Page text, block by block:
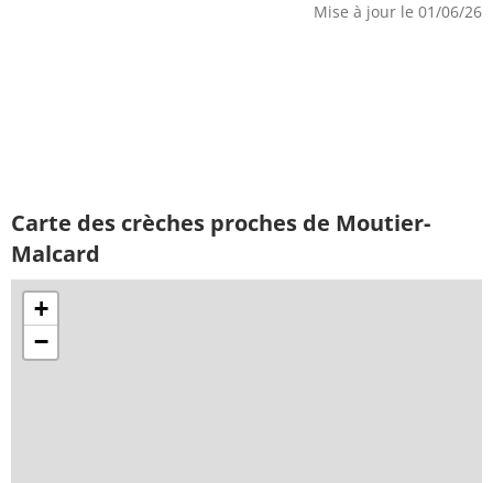
Mise à jour le 01/06/26
Carte des crèches proches de Moutier-
Malcard
+
−